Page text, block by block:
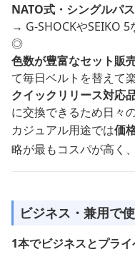
NATO式・シングルパス
→ G-SHOCKやSEIKO
◎
色数が豊富なセット販
て毎日ベルトを替えて
クイックリリース対応
に交換できるため日々
カジュアル用途では価
略が最もコスパが高く
ビジネス・兼用で
1本でビジネスとプラ